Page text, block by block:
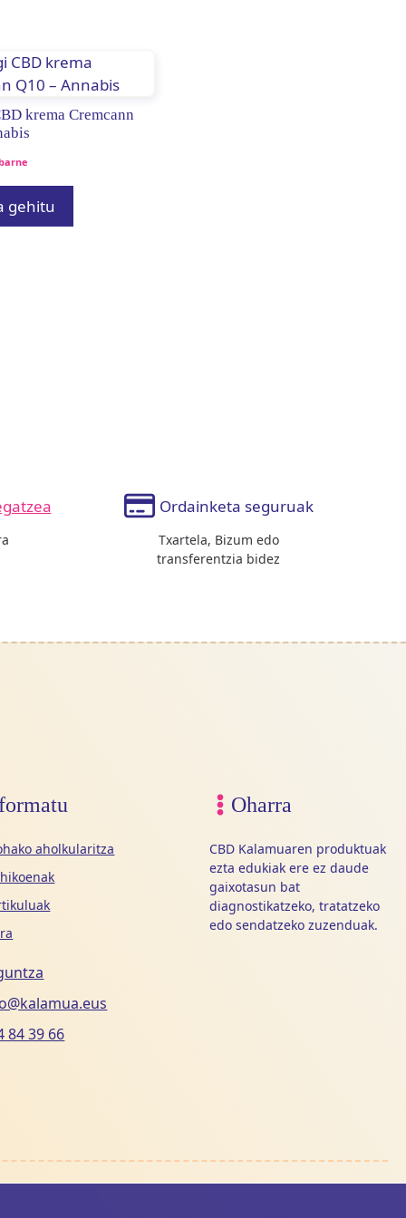
krema Cremcann
gehitu
Ordainketa seguruak
Txartela, Bizum edo
transferentzia bidez
aholkularitza
84 39 66
Oharra
CBD Kalamuaren produktuak
ezta edukiak ere ez daude
gaixotasun bat
diagnostikatzeko, tratatzeko
edo sendatzeko zuzenduak.